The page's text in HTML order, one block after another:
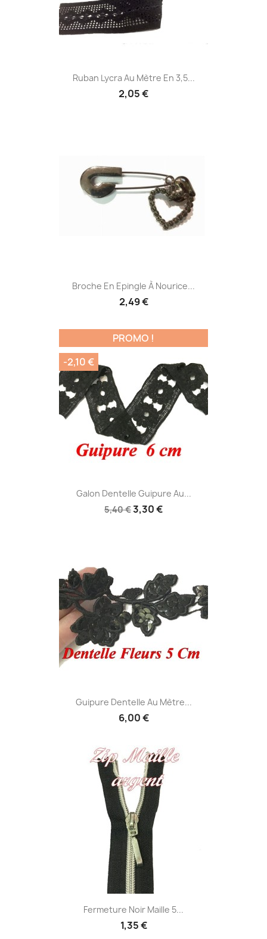
Ruban Lycra Au Mètre En 3,5...
2,05 €
Broche En Epingle À Nourice...
2,49 €
Galon Dentelle Guipure Au...
5,40 €3,30 €
PROMO !
-2,10 €
Guipure Dentelle Au Mètre...
6,00 €
Fermeture Noir Maille 5...
1,35 €